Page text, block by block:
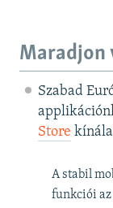
Maradjon
Szabad
Store
A stabil
funkciói